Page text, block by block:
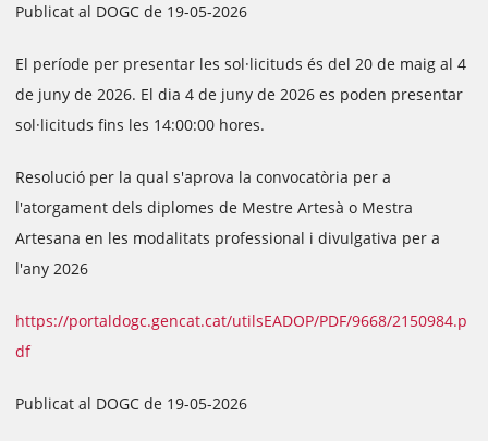
Publicat al DOGC de 19-05-2026
El període per presentar les sol·licituds és del 20 de maig al 4
de juny de 2026. El dia 4 de juny de 2026 es poden presentar
sol·licituds fins les 14:00:00 hores.
Resolució per la qual s'aprova la convocatòria per a
l'atorgament dels diplomes de Mestre Artesà o Mestra
Artesana en les modalitats professional i divulgativa per a
l'any 2026
https://portaldogc.gencat.cat/utilsEADOP/PDF/9668/2150984.p
df
Publicat al DOGC de 19-05-2026